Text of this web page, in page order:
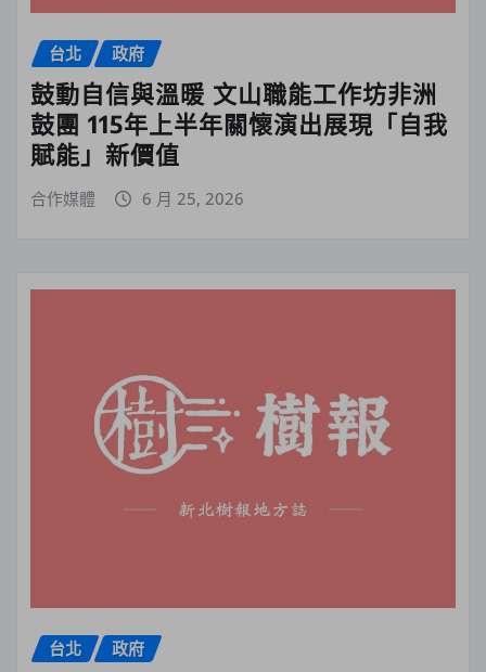
台北 政府
鼓動自信與溫暖 文山職能工作坊非洲
鼓團 115年上半年關懷演出展現「自我
賦能」新價值
合作媒體 6 月 25, 2026
台北 政府